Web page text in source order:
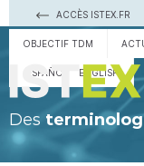
ACCÈS ISTEX.FR
OBJECTIF TDM
ESPAÑOL ENGLISH
Des